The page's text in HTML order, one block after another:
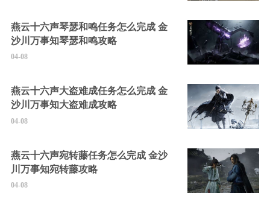
燕云十六声琴瑟和鸣任务怎么完成 金
沙川万事知琴瑟和鸣攻略
04-08
燕云十六声大盗难成任务怎么完成 金
沙川万事知大盗难成攻略
04-08
燕云十六声宛转藤任务怎么完成 金沙
川万事知宛转藤攻略
04-08